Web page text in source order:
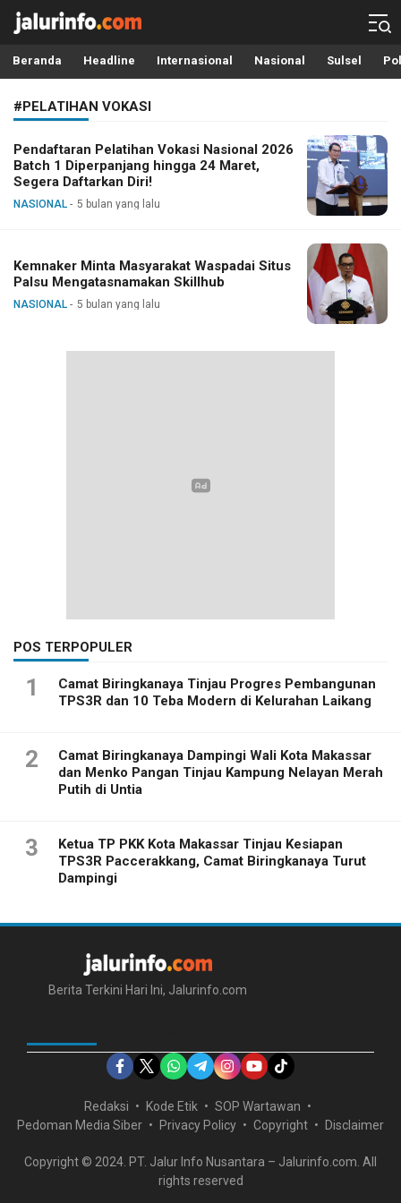
Info Terbaru, Berita Terkini Hari Ini, Jalurinfo.com
Terkini, Akurat dan Terpercaya
Beranda Headline Internasional Nasional Sulsel
#PELATIHAN VOKASI
Pendaftaran Pelatihan Vokasi Nasional 2026
Batch 1 Diperpanjang hingga 24 Maret,
Segera Daftarkan Diri!
NASIONAL 5 bulan yang lalu
Kemnaker Minta Masyarakat Waspadai Situs
Palsu Mengatasnamakan Skillhub
NASIONAL 5 bulan yang lalu
POS TERPOPULER
1
Camat Biringkanaya Tinjau Progres Pembangunan
TPS3R dan 10 Teba Modern di Kelurahan Laikang
2
Camat Biringkanaya Dampingi Wali Kota Makassar
dan Menko Pangan Tinjau Kampung Nelayan Merah
Putih di Untia
3
Ketua TP PKK Kota Makassar Tinjau Kesiapan
TPS3R Paccerakkang, Camat Biringkanaya Turut
Dampingi
Berita Terkini Hari Ini, Jalurinfo.com
Redaksi Kode Etik
SOP Wartawan
Pedoman Media Siber
Privacy Policy Copyright Disclaimer
Copyright © 2024. PT. Jalur Info Nusantara – Jalurinfo.com. All
rights reserved